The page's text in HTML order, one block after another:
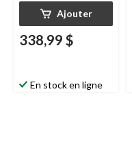
Ajouter
338,99 $
En stock en ligne